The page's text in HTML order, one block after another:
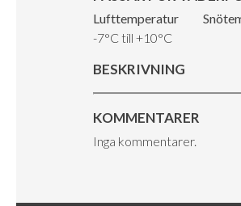
Lufttemperatur
-7°C till +10°C
BESKRIVNING
KOMMENTARER
Inga kommentarer.